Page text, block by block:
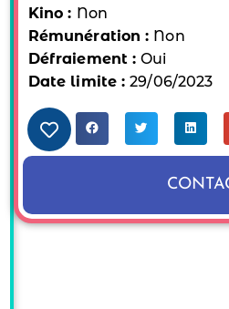
Kino : Non
Rémunération : Non
Défraiement :Oui
Date limite :29/06/2023